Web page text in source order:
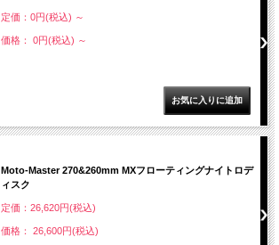
定価：0円(税込) ～
価格： 0円(税込) ～
Moto-Master 270&260mm MXフローティングナイトロデ
ィスク
定価：26,620円(税込)
価格： 26,600円(税込)